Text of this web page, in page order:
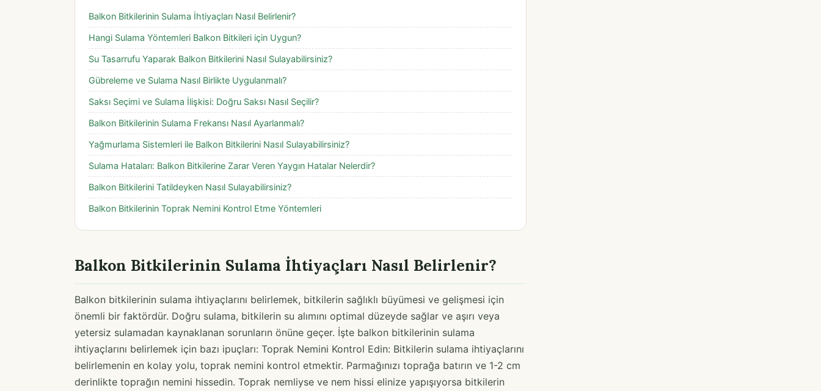
Balkon Bitkilerinin Sulama İhtiyaçları Nasıl Belirlenir?
Hangi Sulama Yöntemleri Balkon Bitkileri için Uygun?
Su Tasarrufu Yaparak Balkon Bitkilerini Nasıl Sulayabilirsiniz?
Gübreleme ve Sulama Nasıl Birlikte Uygulanmalı?
Saksı Seçimi ve Sulama İlişkisi: Doğru Saksı Nasıl Seçilir?
Balkon Bitkilerinin Sulama Frekansı Nasıl Ayarlanmalı?
Yağmurlama Sistemleri ile Balkon Bitkilerini Nasıl Sulayabilirsiniz?
Sulama Hataları: Balkon Bitkilerine Zarar Veren Yaygın Hatalar Nelerdir?
Balkon Bitkilerini Tatildeyken Nasıl Sulayabilirsiniz?
Balkon Bitkilerinin Toprak Nemini Kontrol Etme Yöntemleri
Balkon Bitkilerinin Sulama İhtiyaçları Nasıl Belirlenir?
Balkon bitkilerinin sulama ihtiyaçlarını belirlemek, bitkilerin sağlıklı büyümesi ve gelişmesi için
önemli bir faktördür. Doğru sulama, bitkilerin su alımını optimal düzeyde sağlar ve aşırı veya
yetersiz sulamadan kaynaklanan sorunların önüne geçer. İşte balkon bitkilerinin sulama
ihtiyaçlarını belirlemek için bazı ipuçları: Toprak Nemini Kontrol Edin: Bitkilerin sulama ihtiyaçlarını
belirlemenin en kolay yolu, toprak nemini kontrol etmektir. Parmağınızı toprağa batırın ve 1-2 cm
derinlikte toprağın nemini hissedin. Toprak nemliyse ve nem hissi elinize yapışıyorsa bitkilerin